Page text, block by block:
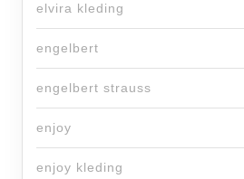
elvira kleding
engelbert
engelbert strauss
enjoy
enjoy kleding